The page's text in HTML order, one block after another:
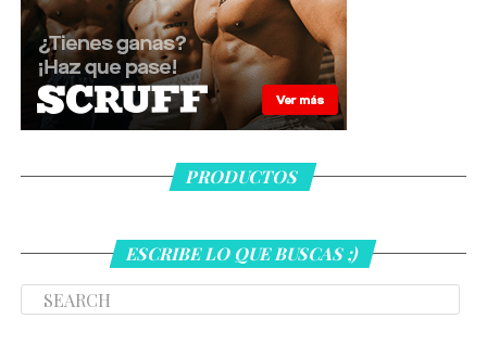
PRODUCTOS
ESCRIBE LO QUE BUSCAS ;)